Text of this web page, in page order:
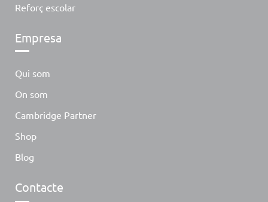
Reforç escolar
Empresa
Qui som
On som
Cambridge Partner
Shop
Blog
Contacte